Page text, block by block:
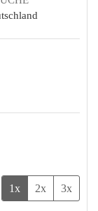
1x 2x 3x